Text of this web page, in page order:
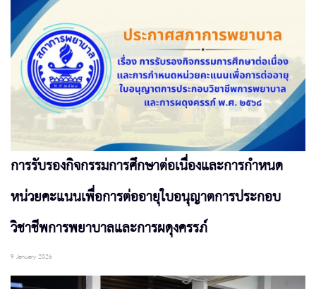
การรับรองกิจกรรมการศึกษาต่อเนื่องและการกำหนด
หน่วยคะแนนเพื่อการต่ออายุใบอนุญาตการประกอบ
วิชาชีพการพยาบาลและการผดุงครรภ์
9 January 2026